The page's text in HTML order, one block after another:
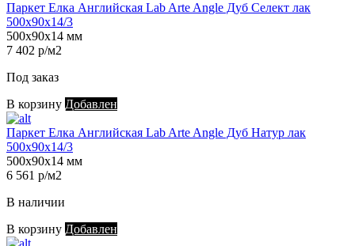
Паркет Елка Английская Lab Arte Angle Дуб Селект лак
500х90х14/3
500х90х14 мм
7 402 р/м2
Под заказ
В корзину Добавлен
Паркет Елка Английская Lab Arte Angle Дуб Натур лак
500х90х14/3
500х90х14 мм
6 561 р/м2
В наличии
В корзину Добавлен